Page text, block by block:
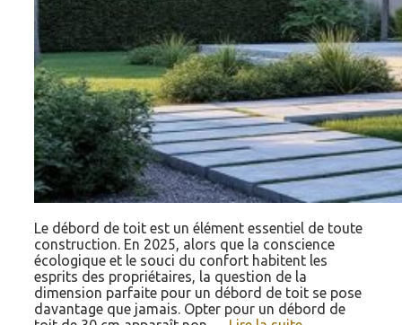
Le débord de toit est un élément essentiel de toute
construction. En 2025, alors que la conscience
écologique et le souci du confort habitent les
esprits des propriétaires, la question de la
dimension parfaite pour un débord de toit se pose
davantage que jamais. Opter pour un débord de